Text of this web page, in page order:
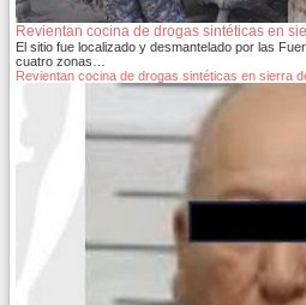
Revientan cocina de drogas sintéticas en
El sitio fue localizado y desmantelado por las
cuatro zonas…
Revientan cocina de drogas sintéticas en sierra